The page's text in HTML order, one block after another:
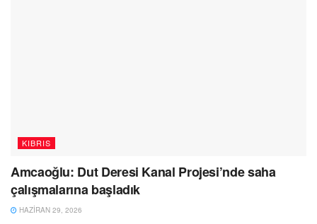
KIBRIS
Amcaoğlu: Dut Deresi Kanal Projesi’nde saha
çalışmalarına başladık
HAZIRAN 29, 2026